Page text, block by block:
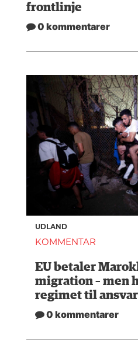
frontlinje
0 kommentarer
UDLAND
KOMMENTAR
EU betaler
migration – men
regimet til
0 kommentarer